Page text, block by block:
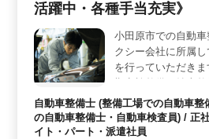
んとこなしながら、仕事とプライ
く働き続けたい方に適した職場
内容＞ 自社所有の大型バスから
車両の整備に携わることができま
納車整備、さらにトラブルシュー
で、整備業務全般に携わることが
を積むことができる職場です。
活躍中・各種手当充実》
小田原市での自動
クシー会社に所属
を行っていただき
交換・取り付け・
ィング時の整備業
の設置 ・オーディ
自動車整備士 (整備工場での自動車整
の自動車整備士・自動車検査員) / 正
イト・パート・派遣社員